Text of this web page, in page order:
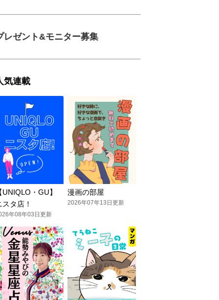
レゼント&モニター募集
気連載
UNIQLO・GU】
スタ店！
年08年03日更新
漫画の部屋
2026年07年13日更新